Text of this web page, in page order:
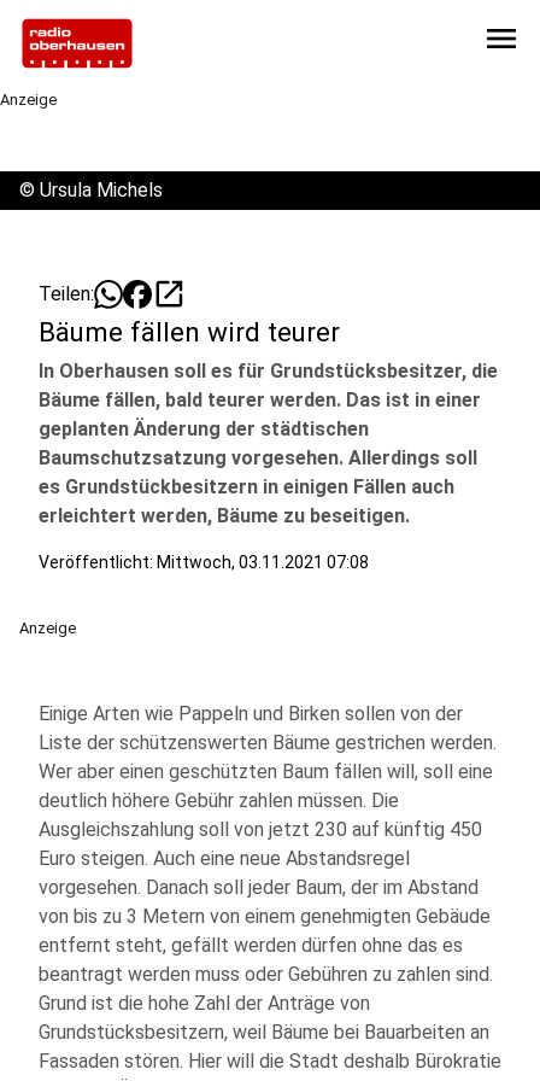
menu
Anzeige
© Ursula Michels
Teilen: open_in_new
Bäume fällen wird teurer
In Oberhausen soll es für Grundstücksbesitzer, die
Bäume fällen, bald teurer werden. Das ist in einer
geplanten Änderung der städtischen
Baumschutzsatzung vorgesehen. Allerdings soll
es Grundstückbesitzern in einigen Fällen auch
erleichtert werden, Bäume zu beseitigen.
Veröffentlicht: Mittwoch, 03.11.2021 07:08
Anzeige
Einige Arten wie Pappeln und Birken sollen von der
Liste der schützenswerten Bäume gestrichen werden.
Wer aber einen geschützten Baum fällen will, soll eine
deutlich höhere Gebühr zahlen müssen. Die
Ausgleichszahlung soll von jetzt 230 auf künftig 450
Euro steigen. Auch eine neue Abstandsregel
vorgesehen. Danach soll jeder Baum, der im Abstand
von bis zu 3 Metern von einem genehmigten Gebäude
entfernt steht, gefällt werden dürfen ohne das es
beantragt werden muss oder Gebühren zu zahlen sind.
Grund ist die hohe Zahl der Anträge von
Grundstücksbesitzern, weil Bäume bei Bauarbeiten an
Fassaden stören. Hier will die Stadt deshalb Bürokratie